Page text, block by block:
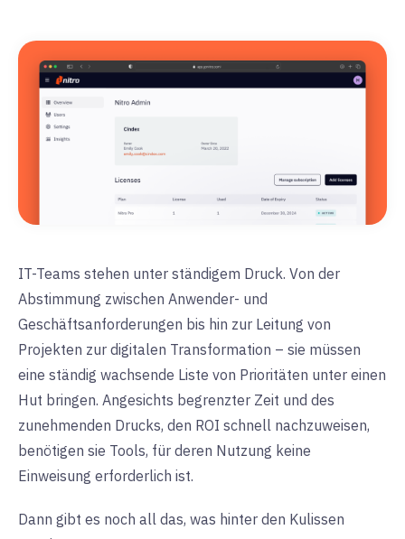
IT-Teams stehen unter ständigem Druck. Von der
Abstimmung zwischen Anwender- und
Geschäftsanforderungen bis hin zur Leitung von
Projekten zur digitalen Transformation – sie müssen
eine ständig wachsende Liste von Prioritäten unter einen
Hut bringen. Angesichts begrenzter Zeit und des
zunehmenden Drucks, den ROI schnell nachzuweisen,
benötigen sie Tools, für deren Nutzung keine
Einweisung erforderlich ist.
Dann gibt es noch all das, was hinter den Kulissen